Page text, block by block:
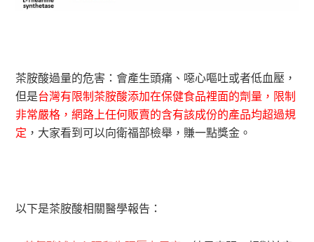
茶胺酸過量的危害：會產生頭痛、噁心嘔吐或者低血壓，
但是台灣有限制茶胺酸添加在保健食品裡面的劑量，限制
非常嚴格，網路上任何販賣的含有該成份的產品均超過規
定 ，大家看到可以向衛福部檢舉，賺一點獎金。
以下是茶胺酸相關醫學報告：